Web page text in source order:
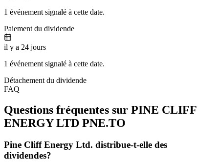
1 événement signalé à cette date.
Paiement du dividende
il y a 24 jours
1 événement signalé à cette date.
Détachement du dividende
FAQ
Questions fréquentes sur PINE CLIFF
ENERGY LTD PNE.TO
Pine Cliff Energy Ltd. distribue-t-elle des
dividendes?